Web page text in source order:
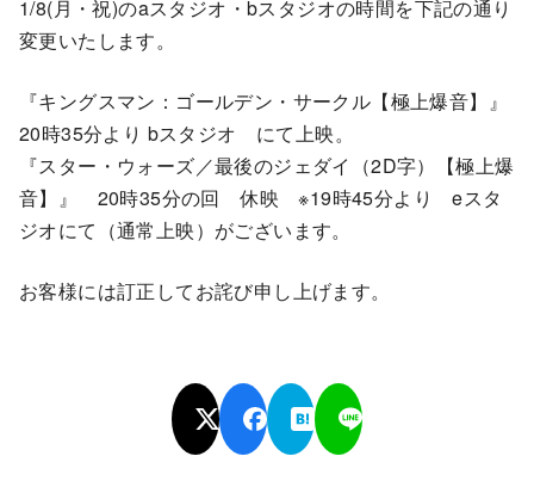
1/8(月・祝)のaスタジオ・bスタジオの時間を下記の通り
変更いたします。
『キングスマン：ゴールデン・サークル【極上爆音】』
20時35分より bスタジオ にて上映。
『スター・ウォーズ／最後のジェダイ（2D字）【極上爆
音】』 20時35分の回 休映 ※19時45分より eスタ
ジオにて（通常上映）がございます。
お客様には訂正してお詫び申し上げます。